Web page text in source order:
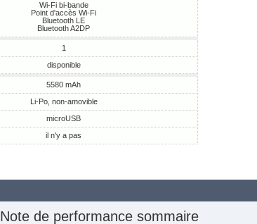
Wi-Fi bi-bande
Point d'accès Wi-Fi
Bluetooth LE
Bluetooth A2DP
1
disponible
5580 mAh
Li-Po, non-amovible
microUSB
il n'y a pas
Note de performance sommaire